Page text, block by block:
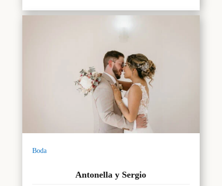
Boda
Antonella y Sergio